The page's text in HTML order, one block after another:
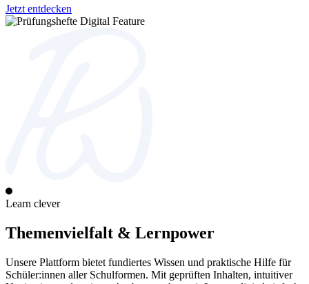
Jetzt entdecken
Learn clever
Themenvielfalt & Lernpower
Unsere Plattform bietet fundiertes Wissen und praktische Hilfe für
Schüler:innen aller Schulformen. Mit geprüften Inhalten, intuitiver